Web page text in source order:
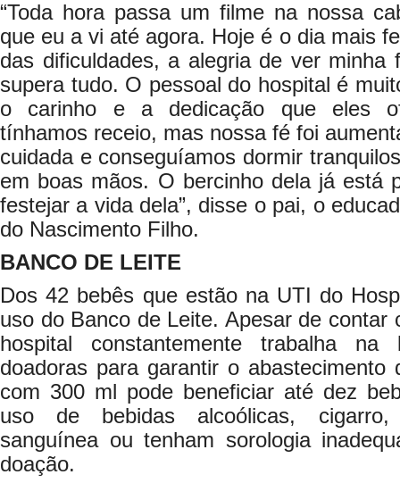
“Toda hora passa um filme na nossa
que eu a vi até agora. Hoje é o dia mais
das dificuldades, a alegria de ver minha
supera tudo. O pessoal do hospital é
o carinho e a dedicação que eles
tínhamos receio, mas nossa fé foi
cuidada e conseguíamos dormir
em boas mãos. O bercinho dela já está
festejar a vida dela”, disse o pai, o
do Nascimento Filho.
BANCO DE LEITE
Dos 42 bebês que estão na UTI do
uso do Banco de Leite. Apesar de contar
hospital constantemente trabalha
doadoras para garantir o abastecimento
com 300 ml pode beneficiar até dez
uso de bebidas alcoólicas, cigarro,
sanguínea ou tenham sorologia
doação.